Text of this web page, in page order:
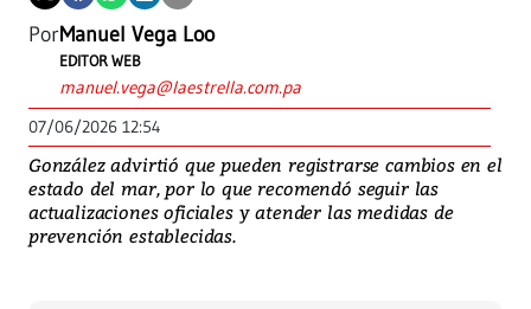
PorManuel Vega Loo
EDITOR WEB
manuel.vega@laestrella.com.pa
07/06/2026 12:54
González advirtió que pueden registrarse cambios en el
estado del mar, por lo que recomendó seguir las
actualizaciones oficiales y atender las medidas de
prevención establecidas.